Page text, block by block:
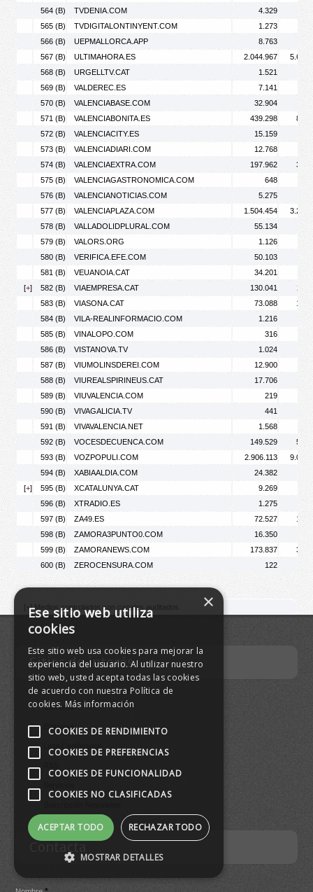
564 (B)
TVDENIA.COM 4.329
565 (B)
TVDIGITALONTINYENT.COM 1.273
566 (B)
UEPMALLORCA.APP 8.763
567 (B)
ULTIMAHORA.ES 2.044.967
568 (B)
URGELLTV.CAT 1.521
569 (B)
VALDEREC.ES 7.141
570 (B)
VALENCIABASE.COM 32.904
571 (B)
VALENCIABONITA.ES 439.298
572 (B)
VALENCIACITY.ES 15.159
573 (B)
VALENCIADIARI.COM 12.768
574 (B)
VALENCIAEXTRA.COM 197.962
575 (B)
VALENCIAGASTRONOMICA.COM 648
576 (B)
VALENCIANOTICIAS.COM 5.275
577 (B)
VALENCIAPLAZA.COM 1.504.454
578 (B)
VALLADOLIDPLURAL.COM 55.134
579 (B)
VALORS.ORG 1.126
580 (B)
VERIFICA.EFE.COM 50.103
581 (B)
VEUANOIA.CAT 34.201
[+] 582 (B) VIAEMPRESA.CAT 130.041
583 (B)
VIASONA.CAT 73.088
584 (B)
VILA-REALINFORMACIO.COM 1.216
585 (B)
VINALOPO.COM 316
586 (B)
VISTANOVA.TV 1.024
587 (B)
VIUMOLINSDEREI.COM 12.900
588 (B)
VIUREALSPIRINEUS.CAT 17.706
589 (B)
VIUVALENCIA.COM 219
590 (B)
VIVAGALICIA.TV 441
591 (B)
VIVAVALENCIA.NET 1.568
592 (B)
VOCESDECUENCA.COM 149.529
593 (B)
VOZPOPULI.COM 2.906.113
594 (B)
XABIAALDIA.COM 24.382
[+] 595 (B) XCATALUNYA.CAT 9.269
596 (B)
XTRADIO.ES 1.275
597 (B)
ZA49.ES 72.527
598 (B)
ZAMORA3PUNTO0.COM 16.350
599 (B)
ZAMORANEWS.COM 173.837
600 (B)
ZEROCENSURA.COM 122
[ +] Medios controlados con canales auditados.
Sitios de interés
Contacta
Empresa
×
Ese sitio web utiliza
cookies
Este sitio web usa cookies para mejorar la
experiencia del usuario. Al utilizar nuestro
sitio web, usted acepta todas las cookies
de acuerdo con nuestra Política de
cookies. Más información
COOKIES DE RENDIMIENTO
COOKIES DE PREFERENCIAS
COOKIES DE FUNCIONALIDAD
COOKIES NO CLASIFICADAS
ACEPTAR TODO RECHAZAR TODO
MOSTRAR DETALLES